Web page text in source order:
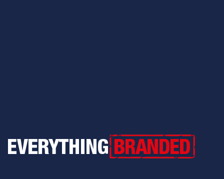
Everything Branded